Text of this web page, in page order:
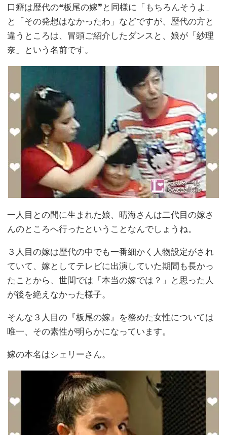
口癖は歴代の❝板尾の嫁❞と同様に「もちろんそうよ」
と「その発想はなかったわ」などですが、歴代の方と
違うところは、冒頭ご紹介したダンスと、娘が「紗理
奈」という名前です。
一人目との間に生まれた娘、晴海さんは二代目の嫁さ
んのところへ行ったということなんでしょうね。
３人目の嫁は歴代の中でも一番細かく人物設定がされ
ていて、嫁としてテレビに出演していた期間も長かっ
たことから、世間では「本当の嫁では？」と思った人
が後を絶えなかった様子。
そんな３人目の『板尾の嫁』を務めた女性については
唯一、その素性が明らかになっています。
嫁の本名はシェリーさん。